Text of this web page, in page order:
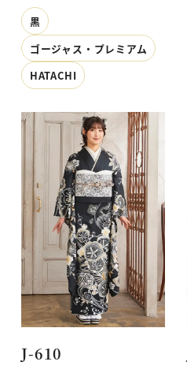
黒
ゴージャス・プレミアム
HATACHI
J-610